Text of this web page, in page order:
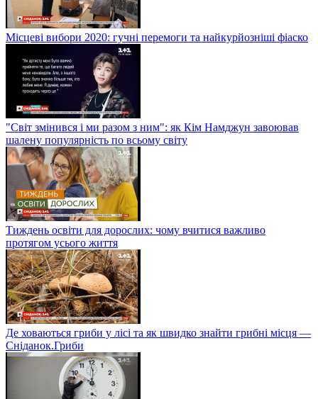
Місцеві вибори 2020: гучні перемоги та найкурйозніші фіаско
"Світ змінився і ми разом з ним": як Кім Намджун завоював
шалену популярність по всьому світу
Тиждень освіти для дорослих: чому вчитися важливо
протягом усього життя
Де ховаються гриби у лісі та як швидко знайти грибні місця —
Сніданок.Гриби